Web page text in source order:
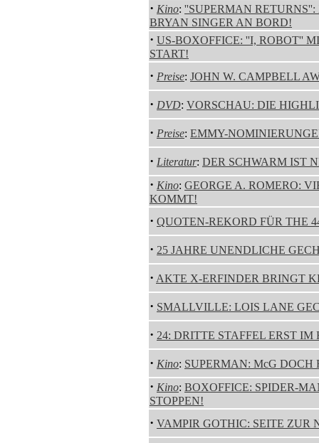
· Kino: ''SUPERMAN
BRYAN SINGER AN BORD!
· US-BOXOFFICE: ''I, ROBOT''
START!
· Preise: JOHN W. CAMPBELL
· DVD: VORSCHAU: DIE
· Preise: EMMY-
· Literatur: DER SCHWARM IST
· Kino: GEORGE A. ROMERO:
KOMMT!
· QUOTEN-REKORD FÜR THE
· 25 JAHRE UNENDLICHE
· AKTE X-ERFINDER BRINGT
· SMALLVILLE: LOIS LANE
· 24: DRITTE STAFFEL ERST IM
· Kino: SUPERMAN: McG DOCH
· Kino: BOXOFFICE: SPIDER-
STOPPEN!
· VAMPIR GOTHIC: SEITE ZUR